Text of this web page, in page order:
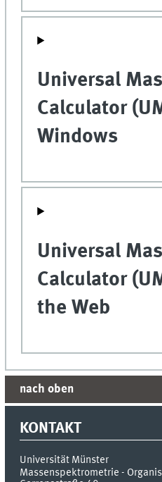
Universal
Calculator
Windows
Universal
Calculator
the Web
nach oben
KONTAKT
Universität Münster
Massenspektrometrie -